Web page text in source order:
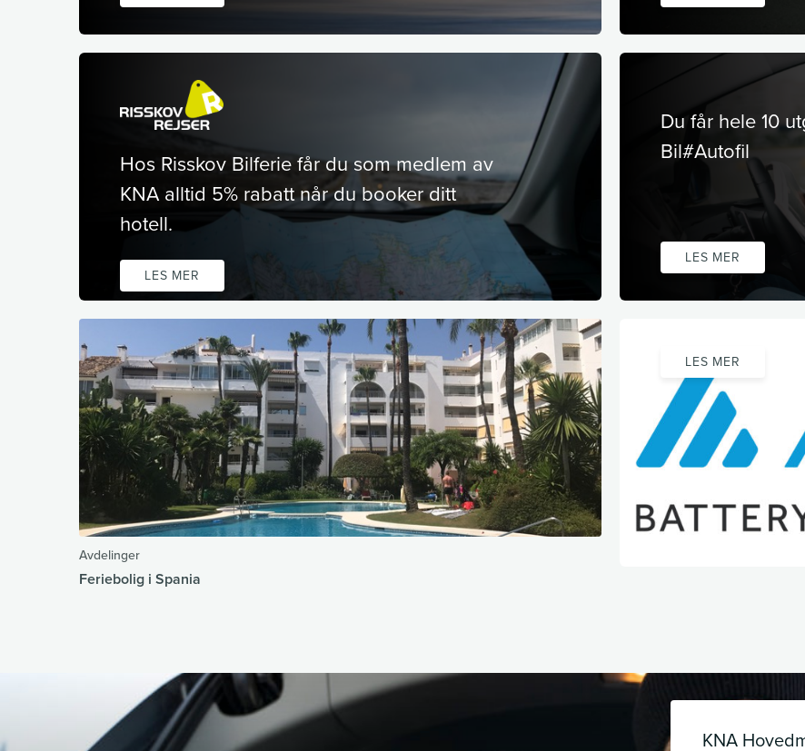
Hos Risskov Bilferie får du som medlem av
KNA alltid 5% rabatt når du booker ditt
hotell.
LES MER
Du får hele 10
Bil#Autofil
LES MER
Avdelinger
Feriebolig i Spania
LES MER
KNA